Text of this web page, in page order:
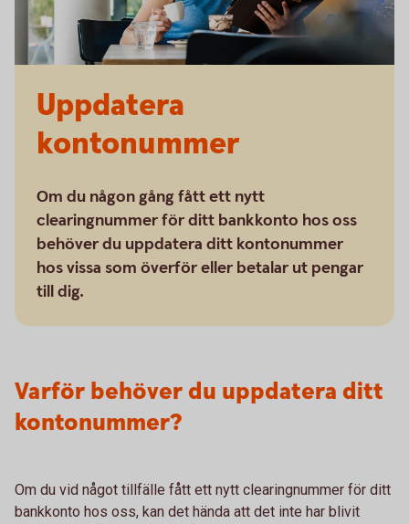
Uppdatera
kontonummer
Om du någon gång fått ett nytt
clearingnummer för ditt bankkonto hos oss
behöver du uppdatera ditt kontonummer
hos vissa som överför eller betalar ut pengar
till dig.
Varför behöver du uppdatera ditt
kontonummer?
Om du vid något tillfälle fått ett nytt clearingnummer för ditt
bankkonto hos oss, kan det hända att det inte har blivit